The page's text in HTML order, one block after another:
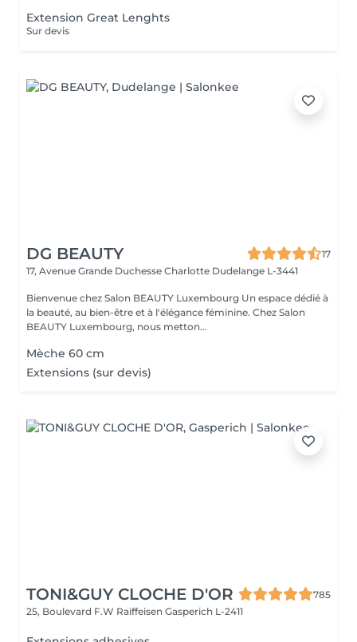
Extension Great Lenghts
Sur devis
DG BEAUTY
17
17, Avenue Grande Duchesse Charlotte Dudelange L-3441
Bienvenue chez Salon BEAUTY Luxembourg Un espace dédié à
la beauté, au bien-être et à l'élégance féminine. Chez Salon
BEAUTY Luxembourg, nous metton...
Mèche 60 cm
Extensions (sur devis)
TONI&GUY CLOCHE D'OR
785
25, Boulevard F.W Raiffeisen Gasperich L-2411